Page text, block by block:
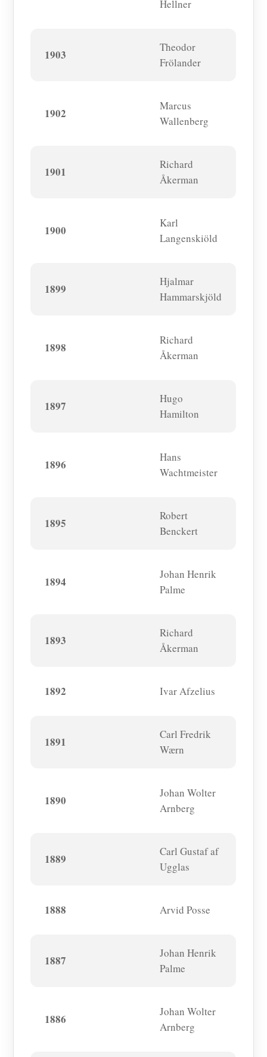
Hellner
1903
Theodor
Frölander
1902
Marcus
Wallenberg
1901
Richard
Åkerman
1900
Karl
Langenskiöld
1899
Hjalmar
Hammarskjöld
1898
Richard
Åkerman
1897
Hugo
Hamilton
1896
Hans
Wachtmeister
1895
Robert
Benckert
1894
Johan Henrik
Palme
1893
Richard
Åkerman
1892 Ivar Afzelius
1891
Carl Fredrik
Wærn
1890
Johan Wolter
Arnberg
1889
Carl Gustaf af
Ugglas
1888 Arvid Posse
1887
Johan Henrik
Palme
1886
Johan Wolter
Arnberg